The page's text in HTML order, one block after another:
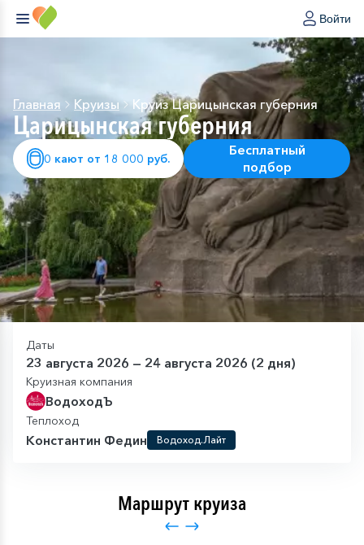
Войти
Главная Круизы Круиз Царицынская губерния
Царицынская губерния
0 кают от 18 000 руб.
Бесплатный
подбор
Даты
23 августа 2026 — 24 августа 2026 (2 дня)
Круизная компания
ВодоходЪ
Теплоход
Константин Федин Водоход.Лайт
Маршрут круиза